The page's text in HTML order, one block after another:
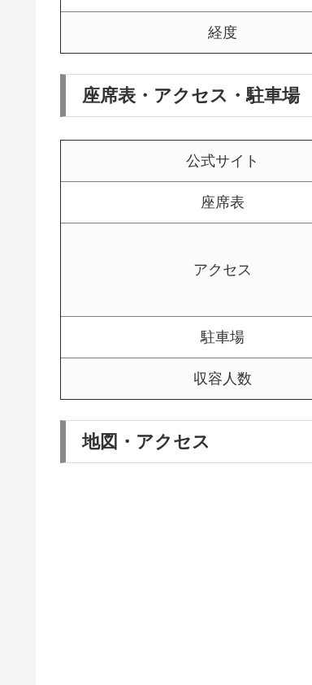
経度
座席表・アクセス・駐車場
公式サイト
座席表
アクセス
駐車場
収容人数
地図・アクセス